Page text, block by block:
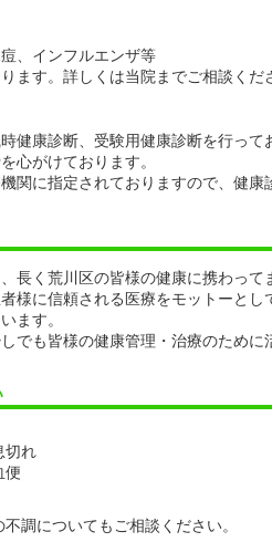
、インフルエンザ等
ます。詳しくは当院までご相談くだ
健康診断、受験用健康診断を行って
心がけております。
関に指定されておりますので、健
長く荒川区の皆様の健康に携わって
様に信頼される医療をモットーと
ます。
でも皆様の健康管理・治療のため
切れ
便
調についてもご相談ください。